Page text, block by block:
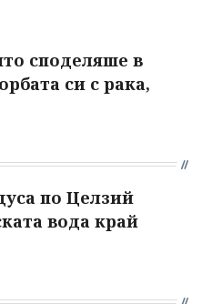
споделяше в
си с рака,
по Целзий
вода край